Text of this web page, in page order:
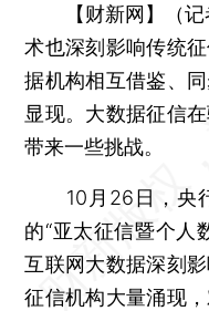
【财新网】（
术也深刻影响传统
据机构相互借鉴、
显现。大数据征信
带来一些挑战。
10月26日，央
的“亚太征信暨个人
互联网大数据深刻
征信机构大量涌现